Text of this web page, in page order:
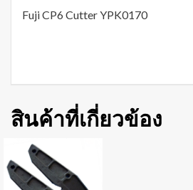
Fuji CP6 Cutter YPK0170
สินค้าที่เกี่ยวข้อง